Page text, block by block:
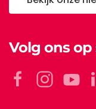
Volg ons